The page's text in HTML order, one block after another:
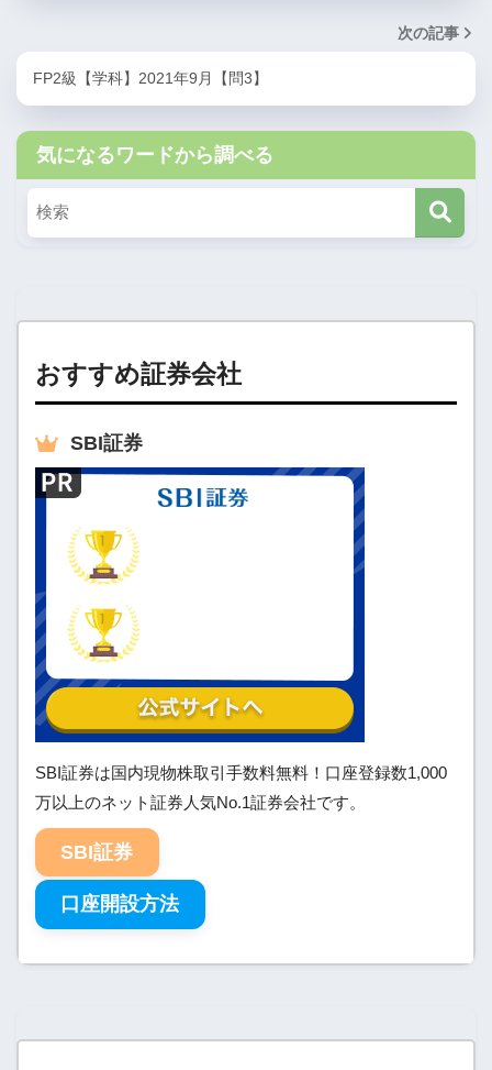
次の記事
FP2級【学科】2021年9月【問3】
気になるワードから調べる
おすすめ証券会社
SBI証券
SBI証券は国内現物株取引手数料無料！口座登録数1,000
万以上のネット証券人気No.1証券会社です。
SBI証券
口座開設方法